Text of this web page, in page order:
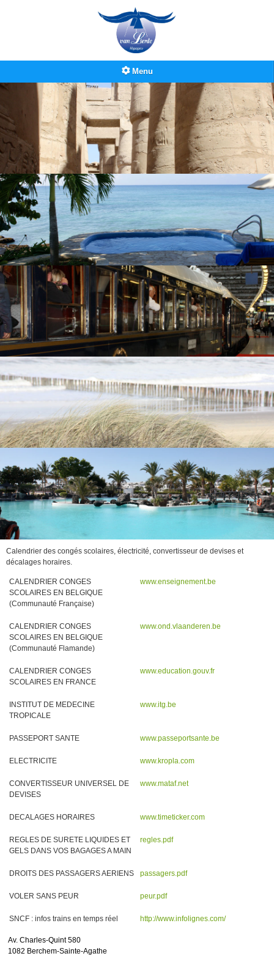
Menu
Van Lierde
Agence Van Lierde
Notre équipe
Nos partenaires
Concours
Louer voiture
Nuitées
Hotels online
Interhome
Photos
Contact
Calendrier des congés scolaires, électricité, convertisseur de devises et
décalages horaires.
CALENDRIER CONGES
SCOLAIRES EN BELGIQUE
(Communauté Française)
www.enseignement.be
CALENDRIER CONGES
SCOLAIRES EN BELGIQUE
(Communauté Flamande)
www.ond.vlaanderen.be
CALENDRIER CONGES
SCOLAIRES EN FRANCE
www.education.gouv.fr
INSTITUT DE MEDECINE
TROPICALE
www.itg.be
PASSEPORT SANTE www.passeportsante.be
ELECTRICITE www.kropla.com
CONVERTISSEUR UNIVERSEL DE
DEVISES
www.mataf.net
DECALAGES HORAIRES www.timeticker.com
REGLES DE SURETE LIQUIDES ET
GELS DANS VOS BAGAGES A MAIN
regles.pdf
DROITS DES PASSAGERS AERIENS passagers.pdf
VOLER SANS PEUR peur.pdf
SNCF : infos trains en temps réel http://www.infolignes.com/
Av. Charles-Quint 580
1082 Berchem-Sainte-Agathe